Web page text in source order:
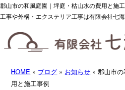
郡山市の和風庭園｜坪庭・枯山水の費用と施
工事や外構・エクステリア工事は有限会社七
HOME » ブログ » お知らせ » 郡山市
用と施工事例